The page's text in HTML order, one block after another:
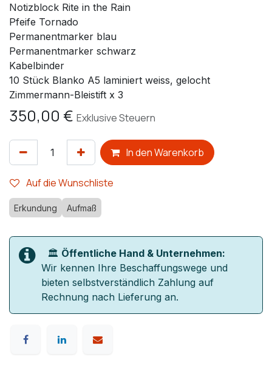
Notizblock Rite in the Rain
Pfeife Tornado
Permanentmarker blau
Permanentmarker schwarz
Kabelbinder
10 Stück Blanko A5 laminiert weiss, gelocht
Zimmermann-Bleistift x 3
350,00 € Exklusive Steuern
In den Warenkorb
Auf die Wunschliste
Erkundung Aufmaß
🏛️ Öffentliche Hand & Unternehmen:
Wir kennen Ihre Beschaffungswege und
bieten selbstverständlich Zahlung auf
Rechnung nach Lieferung an.